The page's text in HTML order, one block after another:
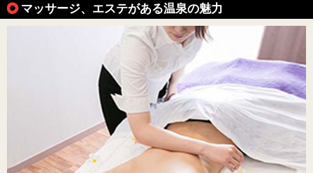
マッサージ、エステがある温泉の魅力